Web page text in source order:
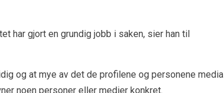
har gjort en grundig jobb i saken, sier han til
og at mye av det de profilene og personene media
noen personer eller medier konkret.